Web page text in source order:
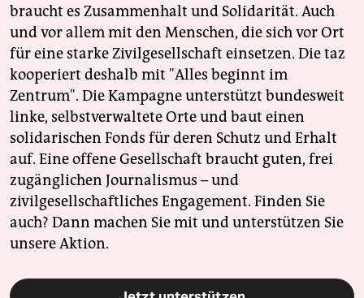
braucht es Zusammenhalt und Solidarität. Auch
und vor allem mit den Menschen, die sich vor Ort
für eine starke Zivilgesellschaft einsetzen. Die taz
kooperiert deshalb mit "Alles beginnt im
Zentrum". Die Kampagne unterstützt bundesweit
linke, selbstverwaltete Orte und baut einen
solidarischen Fonds für deren Schutz und Erhalt
auf. Eine offene Gesellschaft braucht guten, frei
zugänglichen Journalismus – und
zivilgesellschaftliches Engagement. Finden Sie
auch? Dann machen Sie mit und unterstützen Sie
unsere Aktion.